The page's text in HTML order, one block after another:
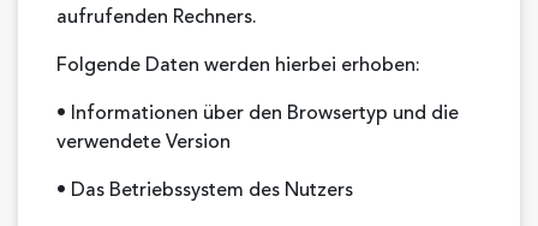
aufrufenden Rechners.
Folgende Daten werden hierbei erhoben:
• Informationen über den Browsertyp und die
verwendete Version
• Das Betriebssystem des Nutzers